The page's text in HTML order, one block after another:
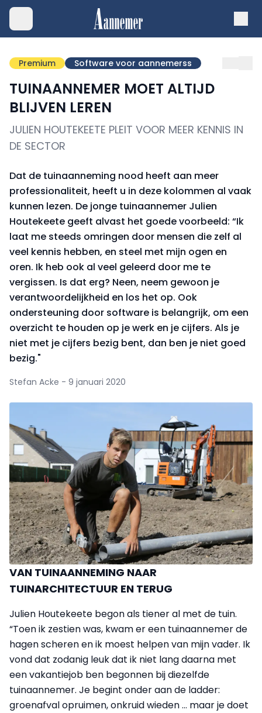
Premium Software voor aannemerss
TUINAANNEMER MOET ALTIJD
BLIJVEN LEREN
JULIEN HOUTEKEETE PLEIT VOOR MEER KENNIS IN
DE SECTOR
Dat de tuinaanneming nood heeft aan meer
professionaliteit, heeft u in deze kolommen al vaak
kunnen lezen. De jonge tuinaannemer Julien
Houtekeete geeft alvast het goede voorbeeld: “Ik
laat me steeds omringen door mensen die zelf al
veel kennis hebben, en steel met mijn ogen en
oren. Ik heb ook al veel geleerd door me te
vergissen. Is dat erg? Neen, neem gewoon je
verantwoordelijkheid en los het op. Ook
ondersteuning door software is belangrijk, om een
overzicht te houden op je werk en je cijfers. Als je
niet met je cijfers bezig bent, dan ben je niet goed
bezig."
Stefan Acke - 9 januari 2020
VAN TUINAANNEMING NAAR
TUINARCHITECTUUR EN TERUG
Julien Houtekeete begon als tiener al met de tuin.
“Toen ik zestien was, kwam er een tuinaannemer de
hagen scheren en ik moest helpen van mijn vader. Ik
vond dat zodanig leuk dat ik niet lang daarna met
een vakantiejob ben begonnen bij diezelfde
tuinaannemer. Je begint onder aan de ladder:
groenafval opruimen, onkruid wieden … maar je doet